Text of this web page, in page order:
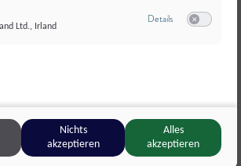
Agrar Marketing/Manuel Horn
Ltd., Irland
Detailszu Meta Pixel
Nichts
akzeptieren
Alles
akzeptieren